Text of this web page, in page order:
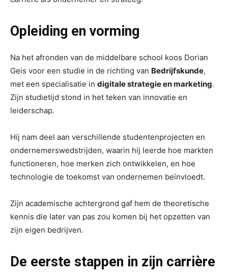
Opleiding en vorming
Na het afronden van de middelbare school koos Dorian
Geis voor een studie in de richting van Bedrijfskunde,
met een specialisatie in digitale strategie en marketing.
Zijn studietijd stond in het teken van innovatie en
leiderschap.
Hij nam deel aan verschillende studentenprojecten en
ondernemerswedstrijden, waarin hij leerde hoe markten
functioneren, hoe merken zich ontwikkelen, en hoe
technologie de toekomst van ondernemen beïnvloedt.
Zijn academische achtergrond gaf hem de theoretische
kennis die later van pas zou komen bij het opzetten van
zijn eigen bedrijven.
De eerste stappen in zijn carrière